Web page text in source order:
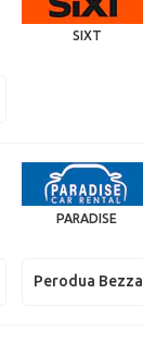
SIXT
PARADISE
Perodua Bezza